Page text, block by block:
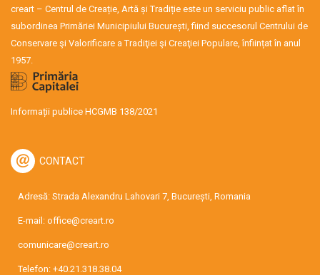
creart – Centrul de Creație, Artă și Tradiție este un serviciu public aflat în
subordinea Primăriei Municipiului București, fiind succesorul Centrului de
Conservare şi Valorificare a Tradiţiei şi Creaţiei Populare, înființat în anul
1957.
Informații publice HCGMB 138/2021
CONTACT
Adresă: Strada Alexandru Lahovari 7, București, Romania
E-mail: office@creart.ro
comunicare@creart.ro
Telefon: +40.21.318.38.04